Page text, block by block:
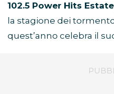
102.5 Power Hits Estate
la stagione dei
quest’anno celebra il